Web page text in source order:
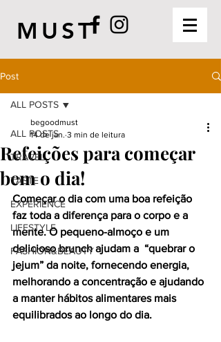
MUST
Post
ALL POSTS
TRAVEL
TASTE
EXPERIENCE
LIFESTYLE
FASHION&BEAUTY
ALL POSTS
Refeições para começar
bem o dia!
begoodmust
14 de jan. 3 min de leitura
Começar o dia com uma boa refeição
faz toda a diferença para o corpo e a
mente. O pequeno-almoço e um
delicioso brunch ajudam a  “quebrar o
jejum” da noite, fornecendo energia,
melhorando a concentração e ajudando
a manter hábitos alimentares mais
equilibrados ao longo do dia.